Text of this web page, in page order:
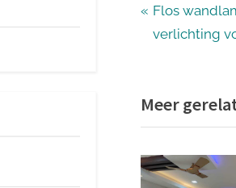
Bericht
navigatie
P
r
i
o
s
Flos
verlichting
Meer